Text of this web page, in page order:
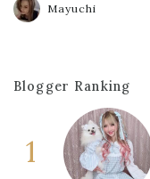
Mayuchi
Blogger Ranking
1